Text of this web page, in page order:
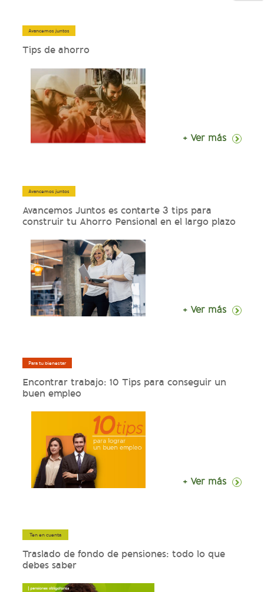
Avancemos juntos
Tips de ahorro
+ Ver más
Avancemos juntos
Avancemos Juntos es contarte 3 tips para
construir tu Ahorro Pensional en el largo plazo
+ Ver más
Para tu bienestar
Encontrar trabajo: 10 Tips para conseguir un
buen empleo
+ Ver más
Ten en cuenta
Traslado de fondo de pensiones: todo lo que
debes saber